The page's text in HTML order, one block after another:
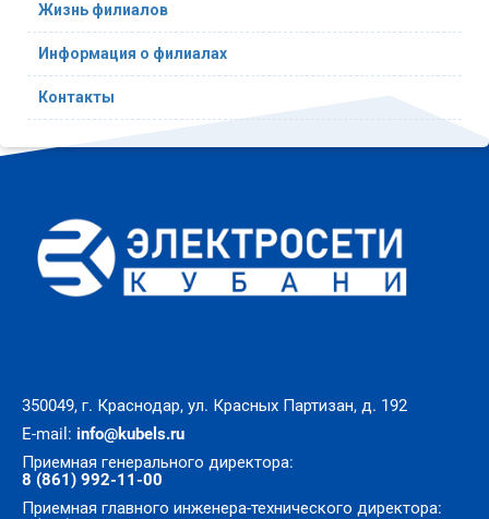
Жизнь филиалов
Информация о филиалах
Контакты
350049, г. Краснодар, ул. Красных Партизан, д. 192
E-mail: info@kubels.ru
Приемная генерального директора:
8 (861) 992-11-00
Приемная главного инженера-технического директора: